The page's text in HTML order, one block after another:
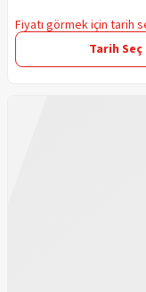
Fiyatı görmek için tarih
Tarih Seç